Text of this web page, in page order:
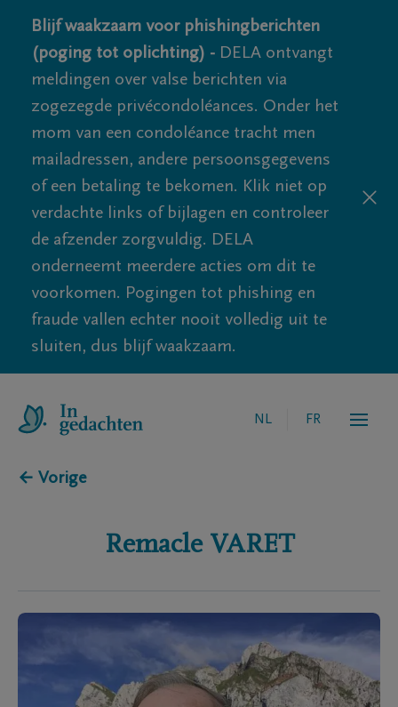
Blijf waakzaam voor phishingberichten
(poging tot oplichting) - DELA ontvangt
meldingen over valse berichten via
zogezegde privécondoléances. Onder het
mom van een condoléance tracht men
mailadressen, andere persoonsgegevens
of een betaling te bekomen. Klik niet op
verdachte links of bijlagen en controleer
de afzender zorgvuldig. DELA
onderneemt meerdere acties om dit te
voorkomen. Pogingen tot phishing en
fraude vallen echter nooit volledig uit te
sluiten, dus blijf waakzaam.
NL FR
← Vorige
Remacle VARET